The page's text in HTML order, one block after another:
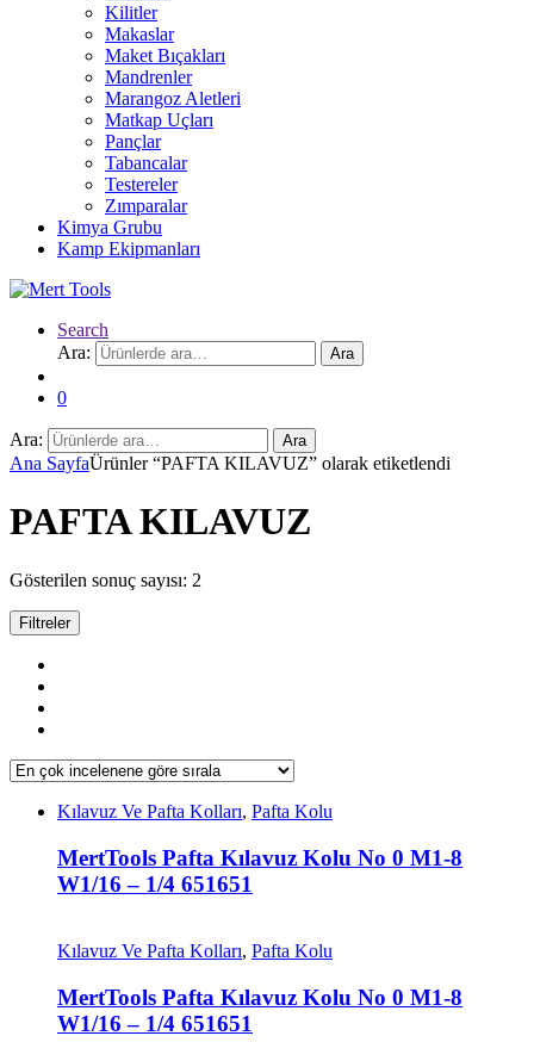
Kilitler
Makaslar
Maket Bıçakları
Mandrenler
Marangoz Aletleri
Matkap Uçları
Pançlar
Tabancalar
Testereler
Zımparalar
Kimya Grubu
Kamp Ekipmanları
Search
Ara:
Ara
0
Ara: Ara
Ana SayfaÜrünler “PAFTA KILAVUZ” olarak etiketlendi
PAFTA KILAVUZ
Gösterilen sonuç sayısı: 2
Filtreler
Kılavuz Ve Pafta Kolları, Pafta Kolu
MertTools Pafta Kılavuz Kolu No 0 M1-8
W1/16 – 1/4 651651
Kılavuz Ve Pafta Kolları, Pafta Kolu
MertTools Pafta Kılavuz Kolu No 0 M1-8
W1/16 – 1/4 651651